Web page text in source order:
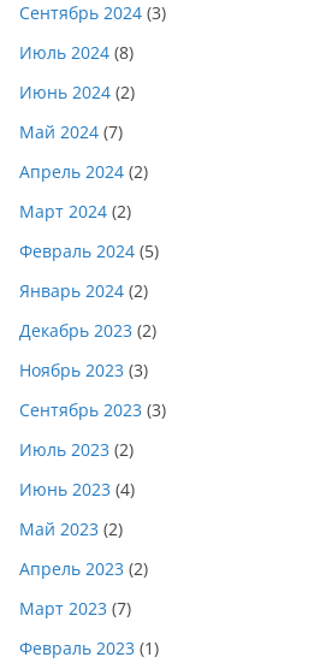
Сентябрь 2024 (3)
Июль 2024 (8)
Июнь 2024 (2)
Май 2024 (7)
Апрель 2024 (2)
Март 2024 (2)
Февраль 2024 (5)
Январь 2024 (2)
Декабрь 2023 (2)
Ноябрь 2023 (3)
Сентябрь 2023 (3)
Июль 2023 (2)
Июнь 2023 (4)
Май 2023 (2)
Апрель 2023 (2)
Март 2023 (7)
Февраль 2023 (1)